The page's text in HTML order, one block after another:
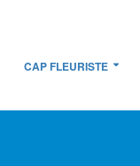
CAP FLEURISTE